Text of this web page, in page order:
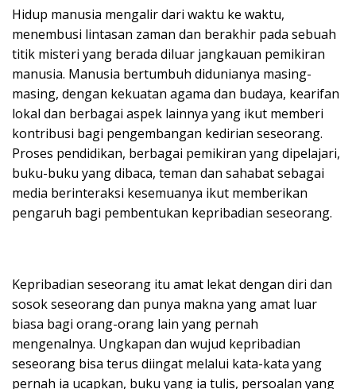
Hidup manusia mengalir dari waktu ke waktu,
menembusi lintasan zaman dan berakhir pada sebuah
titik misteri yang berada diluar jangkauan pemikiran
manusia. Manusia bertumbuh didunianya masing-
masing, dengan kekuatan agama dan budaya, kearifan
lokal dan berbagai aspek lainnya yang ikut memberi
kontribusi bagi pengembangan kedirian seseorang.
Proses pendidikan, berbagai pemikiran yang dipelajari,
buku-buku yang dibaca, teman dan sahabat sebagai
media berinteraksi kesemuanya ikut memberikan
pengaruh bagi pembentukan kepribadian seseorang.
Kepribadian seseorang itu amat lekat dengan diri dan
sosok seseorang dan punya makna yang amat luar
biasa bagi orang-orang lain yang pernah
mengenalnya. Ungkapan dan wujud kepribadian
seseorang bisa terus diingat melalui kata-kata yang
pernah ia ucapkan, buku yang ia tulis, persoalan yang